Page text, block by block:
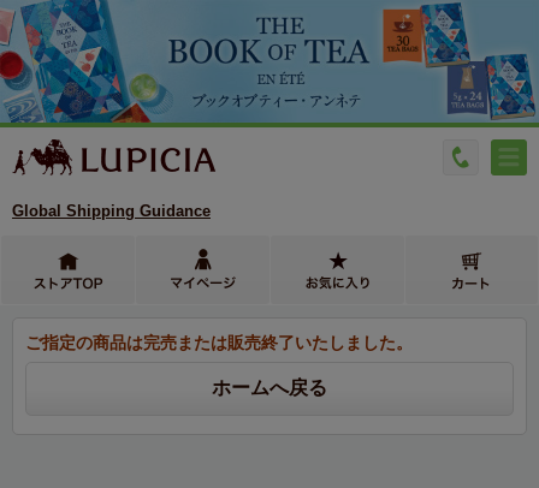
Global Shipping Guidance
ご指定の商品は完売または販売終了いたしました。